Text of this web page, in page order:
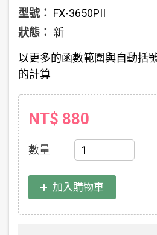
型號： FX-3650PII
狀態： 新
以更多的函數範圍與自動括
的計算
NT$ 880
數量
加入購物車